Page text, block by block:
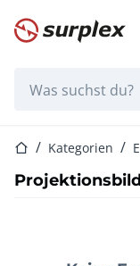
Startseite
StartseiteKategorien